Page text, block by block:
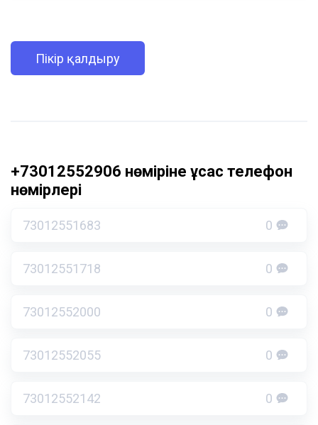
Пікір қалдыру
+73012552906 нөміріне ұқсас телефон
нөмірлері
73012551683 0
73012551718 0
73012552000 0
73012552055 0
73012552142 0